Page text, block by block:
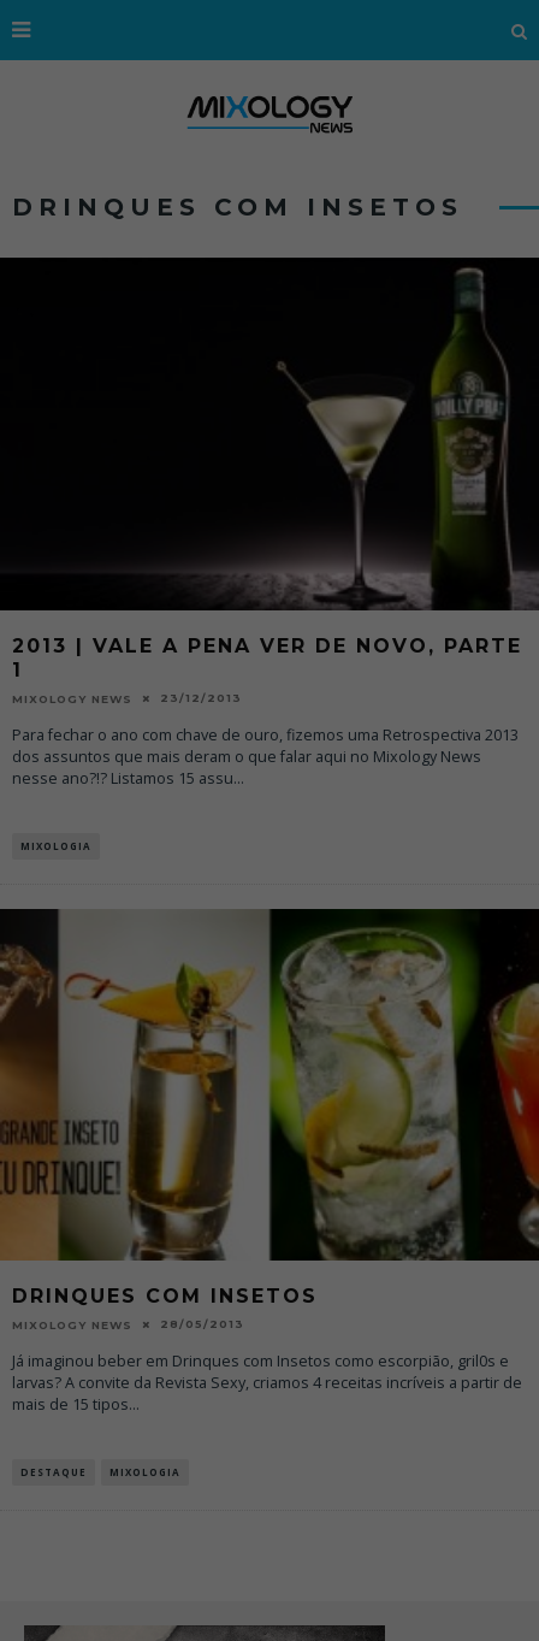
DRINQUES COM INSETOS
2013 | VALE A PENA VER DE NOVO, PARTE
1
MIXOLOGY NEWS 23/12/2013
Para fechar o ano com chave de ouro, fizemos uma Retrospectiva 2013
dos assuntos que mais deram o que falar aqui no Mixology News
nesse ano?!? Listamos 15 assu...
MIXOLOGIA
DRINQUES COM INSETOS
MIXOLOGY NEWS 28/05/2013
Já imaginou beber em Drinques com Insetos como escorpião, gril0s e
larvas? A convite da Revista Sexy, criamos 4 receitas incríveis a partir de
mais de 15 tipos...
DESTAQUE MIXOLOGIA